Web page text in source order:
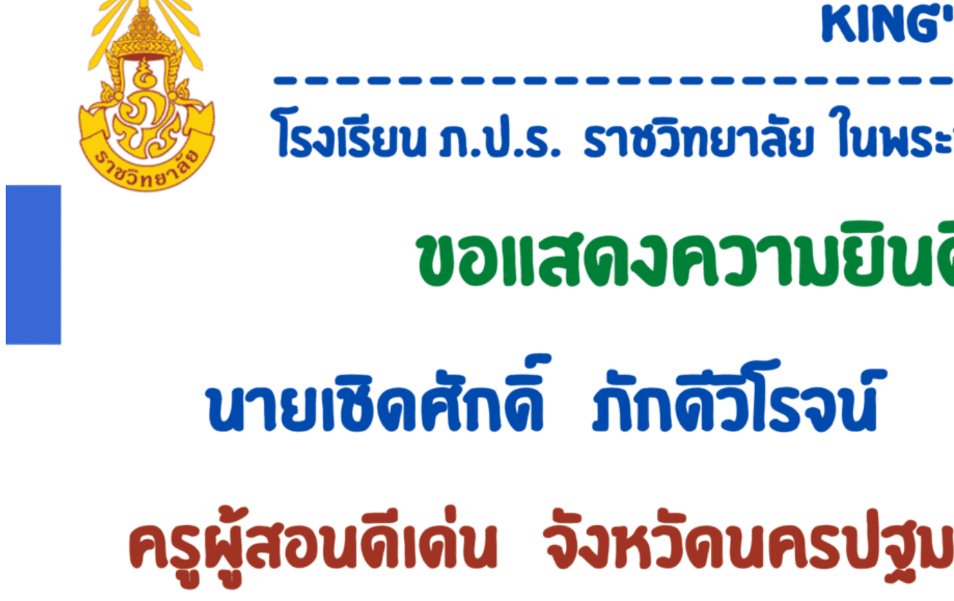
วิสัยทัศน์ พันธกิจ
การบริหาร
คณะผู้บริหาร
ทำเนียบผู้อำนวยการ
กลุ่มบริหารงานวิชาการ
กลุ่มบริหารงานงบประมาณ
กลุ่มบริหารงานบุคคล
กลุ่มบริหารงานทั่วไป
หลักสูตรสถานศึกษา
หลักสูตรผู้นำ
สิ่งอำนวยความสะดวก
รายงานการประเมินสถานศึกษา
แผนปฏิบัติการปีงบประมาณ 2568
ปฎิทินโรงเรียน
ระบบแจ้งเรื่องร้องเรียน